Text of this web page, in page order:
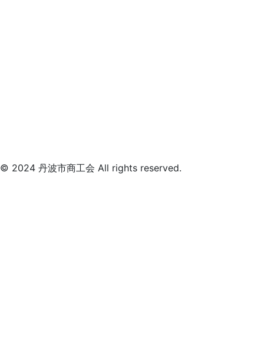
© 2024 丹波市商工会 All rights reserved.